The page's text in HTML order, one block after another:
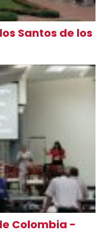
Santos de los
Colombia -